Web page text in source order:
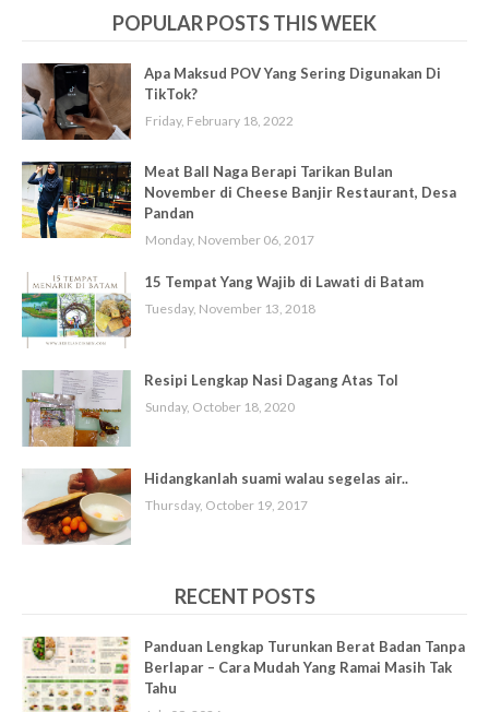
POPULAR POSTS THIS WEEK
Apa Maksud POV Yang Sering Digunakan Di
TikTok?
Friday, February 18, 2022
Meat Ball Naga Berapi Tarikan Bulan
November di Cheese Banjir Restaurant, Desa
Pandan
Monday, November 06, 2017
15 Tempat Yang Wajib di Lawati di Batam
Tuesday, November 13, 2018
Resipi Lengkap Nasi Dagang Atas Tol
Sunday, October 18, 2020
Hidangkanlah suami walau segelas air..
Thursday, October 19, 2017
RECENT POSTS
Panduan Lengkap Turunkan Berat Badan Tanpa
Berlapar – Cara Mudah Yang Ramai Masih Tak
Tahu